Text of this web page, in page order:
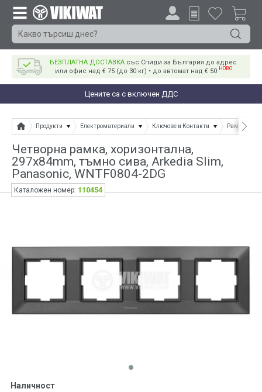
БЕЗПЛАТНА ДОСТАВКА със Спиди за България до адрес
или офис над € 75 (до 30 кг) • до автомат над € 50 НОВО
Цените са с включен ДДС
Продукти Електроматериали Ключове и Контакти Рамки и
Четворна рамка, хоризонтална,
297x84mm, тъмно сива, Arkedia Slim,
Panasonic, WNTF0804-2DG
Наличност
Каталожен номер: 110454